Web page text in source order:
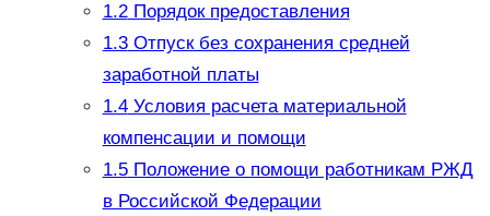
1.2Порядок предоставления
1.3Отпуск без сохранения средней
заработной платы
1.4Условия расчета материальной
компенсации и помощи
1.5Положение о помощи работникам РЖД
в Российской Федерации